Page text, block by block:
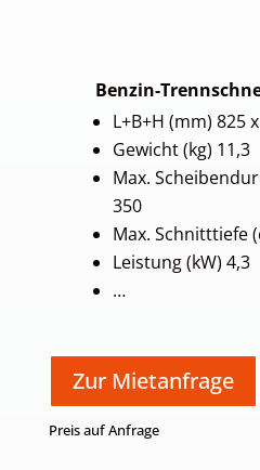
Benzin-
L+B+H (mm) 825
Gewicht (kg) 11,3
Max.
350
Max. Schnitttiefe
Leistung (kW) 4,3
…
Zur Mietanfrage
Preis auf Anfrage